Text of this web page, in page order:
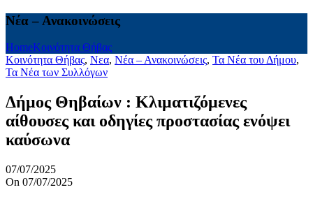
Νέα – Ανακοινώσεις
HomeKοινότητα Θήβας
Kοινότητα Θήβας, Νεα, Νέα – Ανακοινώσεις, Τα Νέα του Δήμου,
Τα Νέα των Συλλόγων
Δήμος Θηβαίων : Kλιματιζόμενες
αίθουσες και οδηγίες προστασίας ενόψει
καύσωνα
07/07/2025
On 07/07/2025